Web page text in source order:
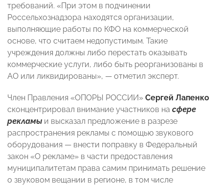
требований. «При этом в подчинении
Россельхознадзора находятся организации,
выполняющие работы по КФО на коммерческой
основе, что считаем недопустимым. Такие
учреждения должны либо перестать оказывать
коммерческие услуги, либо быть реорганизованы в
АО или ликвидированы», — отметил эксперт.
Член Правления «ОПОРЫ РОССИИ» Сергей Лапенко
сконцентрировал внимание участников на сфере
рекламы и высказал предложение в разрезе
распространения рекламы с помощью звукового
оборудования — внести поправку в Федеральный
закон «О рекламе» в части предоставления
муниципалитетам права самим принимать решение
о звуковом вещании в регионе, в том числе